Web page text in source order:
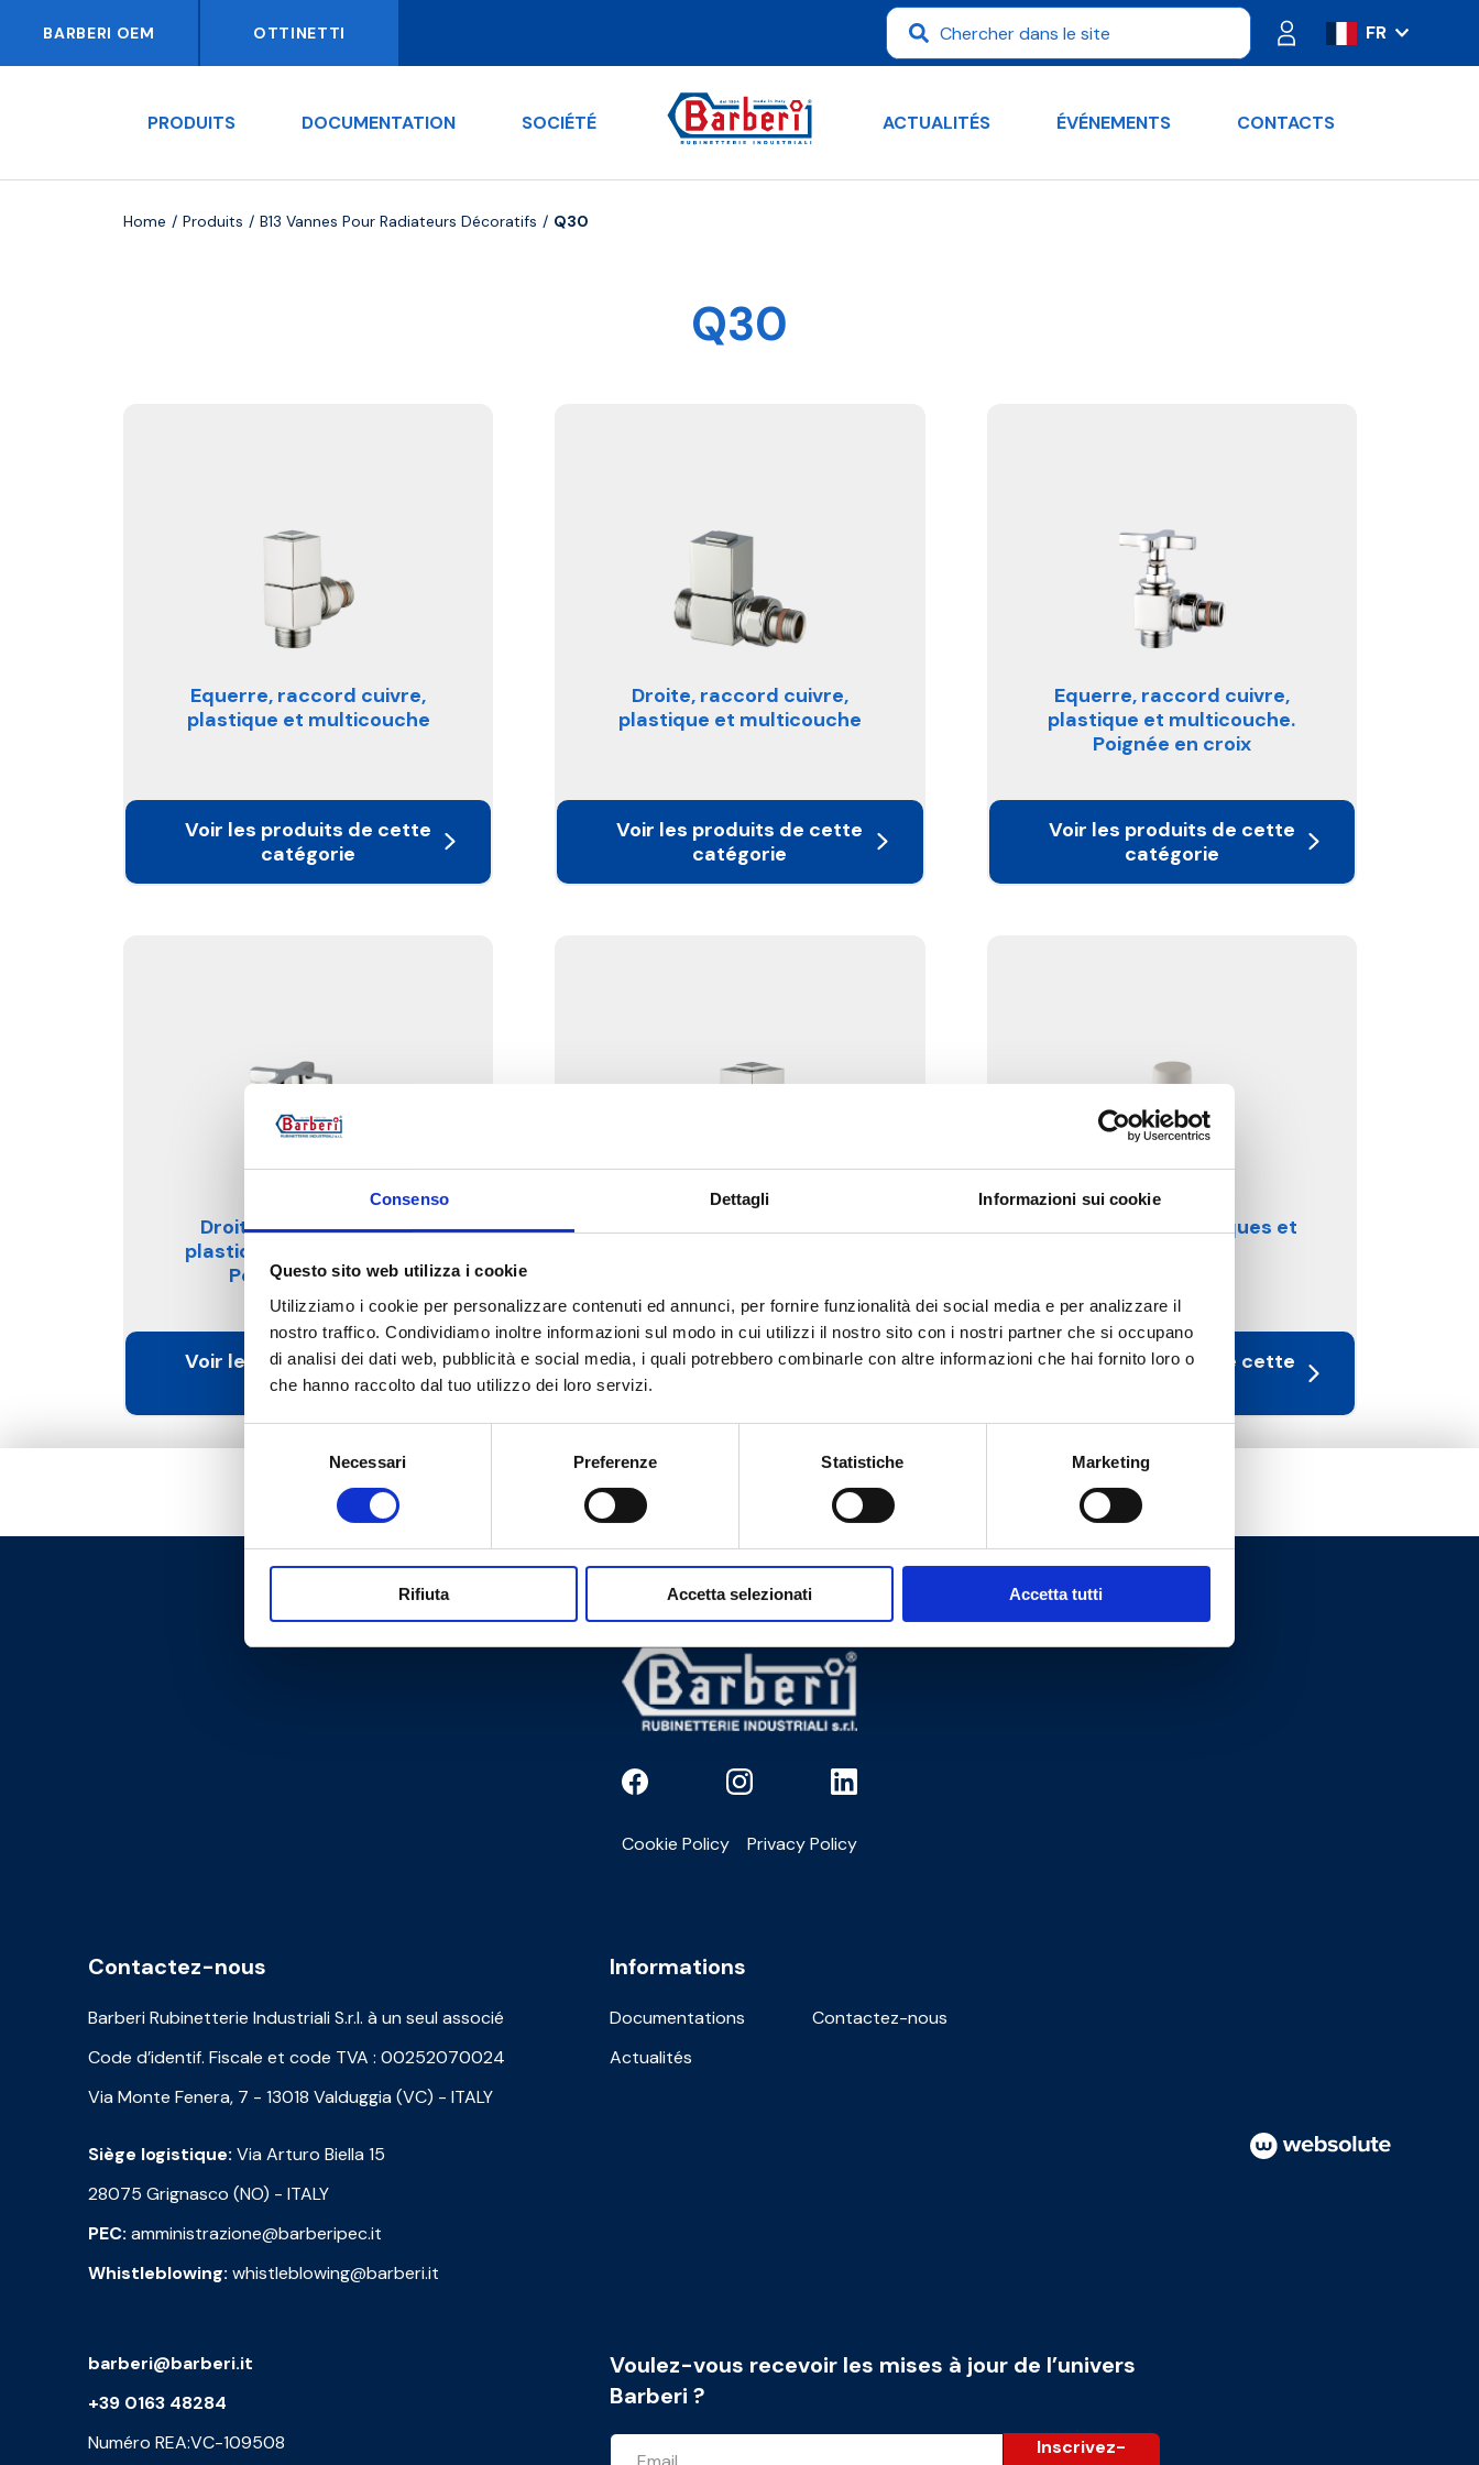
Consenso Dettagli Informazioni sui cookie
Questo sito web utilizza i cookie
Utilizziamo i cookie per personalizzare contenuti ed annunci, per fornire funzionalità dei social media e per analizzare il
nostro traffico. Condividiamo inoltre informazioni sul modo in cui utilizzi il nostro sito con i nostri partner che si occupano
di analisi dei dati web, pubblicità e social media, i quali potrebbero combinarle con altre informazioni che hai fornito loro o
che hanno raccolto dal tuo utilizzo dei loro servizi.
Necessari Preferenze Statistiche Marketing
Rifiuta Accetta selezionati Accetta tutti
BARBERI OEM OTTINETTI
FR
IT
DE
PRODUITS DOCUMENTATION SOCIÉTÉ ACTUALITÉS ÉVÉNEMENTS CONTACTS
Home Produits B13 Vannes Pour Radiateurs Décoratifs Q30
Q30
Equerre, raccord cuivre,
plastique et multicouche
Voir les produits de cette
catégorie
Droite, raccord cuivre,
plastique et multicouche
Voir les produits de cette
catégorie
Equerre, raccord cuivre,
plastique et multicouche.
Poignée en croix
Voir les produits de cette
catégorie
Droite, raccord cuivre,
plastique et multicouche.
Poignée en croix
Voir les produits de cette
catégorie
Double équerre, raccord
Voir les produits de cette
Têtes thermostatiques et
Voir les produits de cette
Besoin d’aide ?
Cookie Policy Privacy Policy
Contactez-nous
Barberi Rubinetterie Industriali S.r.l. à un seul associé
Code d’identif. Fiscale et code TVA : 00252070024
Via Monte Fenera, 7 - 13018 Valduggia (VC) - ITALY
Siège logistique: Via Arturo Biella 15
28075 Grignasco (NO) - ITALY
PEC: amministrazione@barberipec.it
Whistleblowing: whistleblowing@barberi.it
Informations
Documentations
Contactez-nous
Actualités
barberi@barberi.it
+39 0163 48284
Numéro REA:VC-109508
Voulez-vous recevoir les mises à jour de l’univers
Barberi ?
Inscrivez-